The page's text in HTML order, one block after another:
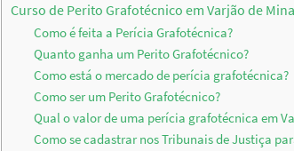
Curso de Perito Grafotécnico em Varjão de
Como é feita a Perícia Grafotécnica?
Quanto ganha um Perito Grafotécnico?
Como está o mercado de perícia grafotécnica?
Como ser um Perito Grafotécnico?
Qual o valor de uma perícia grafotécnica em
Como se cadastrar nos Tribunais de Justiça